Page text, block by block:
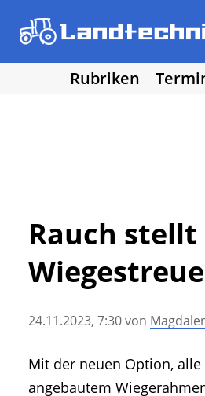
Rubriken
• Hof- und Stalltechnik
• Forst, Garten und
• NawaRo und
• Sonstige Landtechnik
• Landtechnik allgemein
• Geschichte und
• Messen und
Rauch stellt
24.11.2023, 7:30von
Mit der neuen Option,
angebautem